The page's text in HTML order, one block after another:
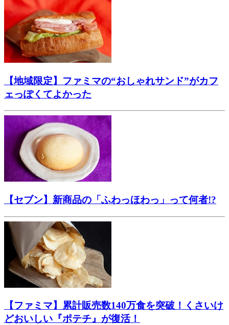
【地域限定】ファミマの“おしゃれサンド”がカフ
ェっぽくてよかった
【セブン】新商品の「ふわっほわっ」って何者!?
【ファミマ】累計販売数140万食を突破！くさいけ
どおいしい『ポテチ』が復活！